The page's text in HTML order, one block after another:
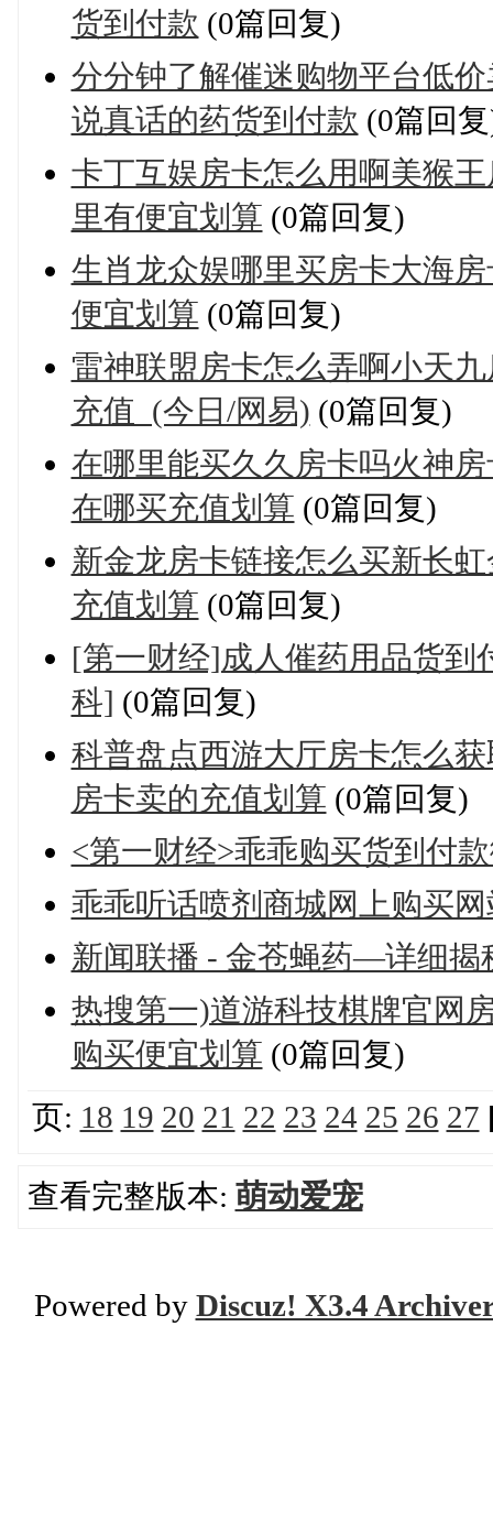
货到付款 (0篇回复)
分分钟了解催迷购物平台低
说真话的药货到付款 (0篇回
卡丁互娱房卡怎么用啊美猴
里有便宜划算 (0篇回复)
生肖龙众娱哪里买房卡大海
便宜划算 (0篇回复)
雷神联盟房卡怎么弄啊小天
充值_(今日/网易) (0篇回复)
在哪里能买久久房卡吗火神
在哪买充值划算 (0篇回复)
新金龙房卡链接怎么买新长
充值划算 (0篇回复)
[第一财经]成人催药用品货到
科] (0篇回复)
科普盘点西游大厅房卡怎么
房卡卖的充值划算 (0篇回复)
<第一财经>乖乖购买货到付
乖乖听话喷剂商城网上购买
新闻联播 - 金苍蝇药—详细揭
热搜第一)道游科技棋牌官网
购买便宜划算 (0篇回复)
页: 18 19 20 21 22 23 24 25 26 27
查看完整版本: 萌动爱宠
Powered by Discuz! X3.4